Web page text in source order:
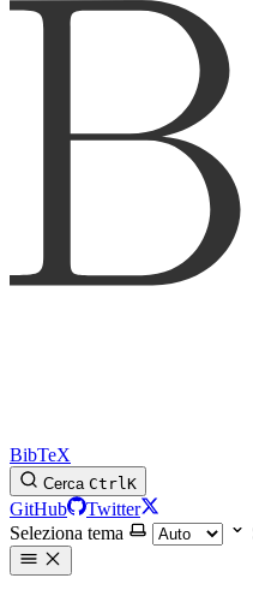
BibTeX
Cerca CtrlK
GitHub
Twitter
Seleziona tema